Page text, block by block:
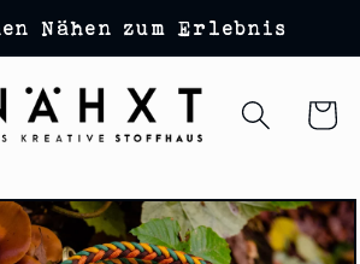
Nähen zum Erlebnis